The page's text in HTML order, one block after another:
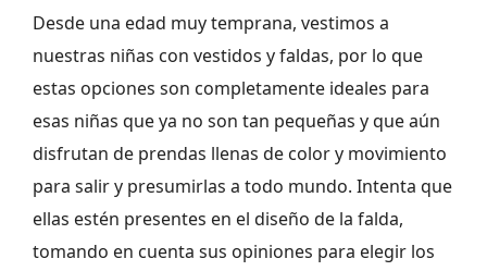
Desde una edad muy temprana, vestimos a
nuestras niñas con vestidos y faldas, por lo que
estas opciones son completamente ideales para
esas niñas que ya no son tan pequeñas y que aún
disfrutan de prendas llenas de color y movimiento
para salir y presumirlas a todo mundo. Intenta que
ellas estén presentes en el diseño de la falda,
tomando en cuenta sus opiniones para elegir los